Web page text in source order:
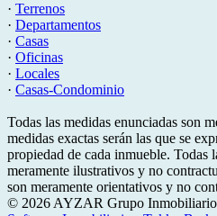
· Terrenos
· Departamentos
· Casas
· Oficinas
· Locales
· Casas-Condominio
Todas las medidas enunciadas son
medidas exactas serán las que se
propiedad de cada inmueble. Todas
meramente ilustrativos y no
son meramente orientativos y no
© 2026 AYZAR Grupo